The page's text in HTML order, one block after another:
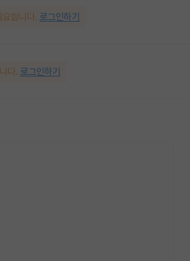
합니다. 로그인하기
다. 로그인하기